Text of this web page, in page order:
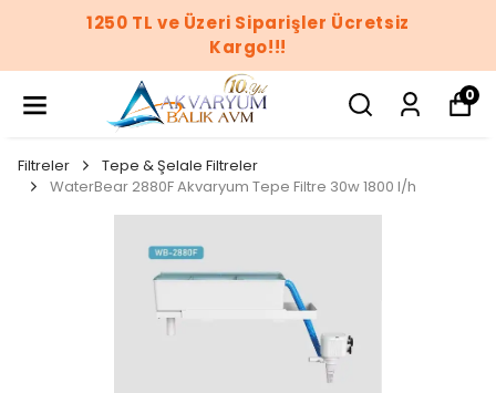
1250 TL ve Üzeri Siparişler Ücretsiz
Kargo!!!
0
Filtreler
Tepe & Şelale Filtreler
WaterBear 2880F Akvaryum Tepe Filtre 30w 1800 l/h